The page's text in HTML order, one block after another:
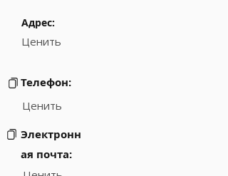
Адрес:
Ценить
Телефон:
Ценить
Электронн
ая почта: